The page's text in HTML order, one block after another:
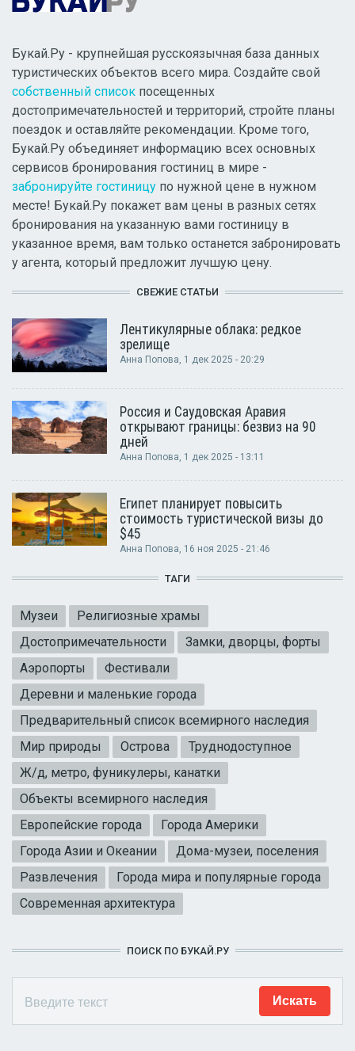
Букай.Ру - крупнейшая русскоязычная база данных
туристических объектов всего мира. Создайте свой
собственный список посещенных
достопримечательностей и территорий, стройте планы
поездок и оставляйте рекомендации. Кроме того,
Букай.Ру объединяет информацию всех основных
сервисов бронирования гостиниц в мире -
забронируйте гостиницу по нужной цене в нужном
месте! Букай.Ру покажет вам цены в разных сетях
бронирования на указанную вами гостиницу в
указанное время, вам только останется забронировать
у агента, который предложит лучшую цену.
СВЕЖИЕ СТАТЬИ
Лентикулярные облака: редкое
зрелище
Анна Попова, 1 дек 2025 - 20:29
Россия и Саудовская Аравия
открывают границы: безвиз на 90
дней
Анна Попова, 1 дек 2025 - 13:11
Египет планирует повысить
стоимость туристической визы до
$45
Анна Попова, 16 ноя 2025 - 21:46
ТАГИ
Музеи
Религиозные храмы
Достопримечательности
Замки, дворцы, форты
Аэропорты
Фестивали
Деревни и маленькие города
Предварительный список всемирного наследия
Мир природы
Острова
Труднодоступное
Ж/д, метро, фуникулеры, канатки
Объекты всемирного наследия
Европейские города
Города Америки
Города Азии и Океании
Дома-музеи, поселения
Развлечения
Города мира и популярные города
Современная архитектура
ПОИСК ПО БУКАЙ.РУ